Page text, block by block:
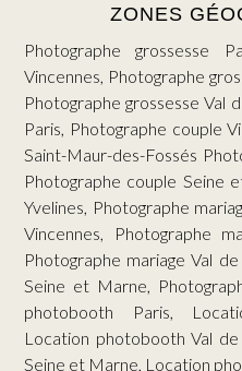
ZONES
Photographe grossesse
Vincennes, Photographe
Photographe grossesse Val
Paris, Photographe couple
Saint-Maur-des-Fossés
Photographe couple Seine
Yvelines, Photographe
Vincennes, Photographe
Photographe mariage Val
Seine et Marne,
photobooth Paris,
Location photobooth Val
Seine et Marne, Location